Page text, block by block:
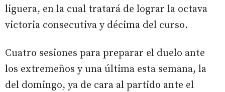
liguera, en la cual tratará de lograr la octava
victoria consecutiva y décima del curso.
Cuatro sesiones para preparar el duelo ante
los extremeños y una última esta semana, la
del domingo, ya de cara al partido ante el